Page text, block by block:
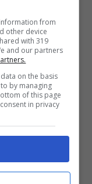
. Cosa è
sono
, mentre erano
fronte alla
from
other device
with 319
and our partners
on the basis
by managing
of this page
in privacy